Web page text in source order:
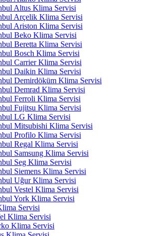
Altus Klima Servisi
Arçelik Klima Servisi
Ariston Klima Servisi
Beko Klima Servisi
Beretta Klima Servisi
Bosch Klima Servisi
Carrier Klima Servisi
Daikin Klima Servisi
Demirdöküm Klima Servisi
Demrad Klima Servisi
Ferroli Klima Servisi
Fujitsu Klima Servisi
LG Klima Servisi
Mitsubishi Klima Servisi
Profilo Klima Servisi
Regal Klima Servisi
Samsung Klima Servisi
Seg Klima Servisi
Siemens Klima Servisi
Uğur Klima Servisi
Vestel Klima Servisi
York Klima Servisi
Servisi
Klima Servisi
Klima Servisi